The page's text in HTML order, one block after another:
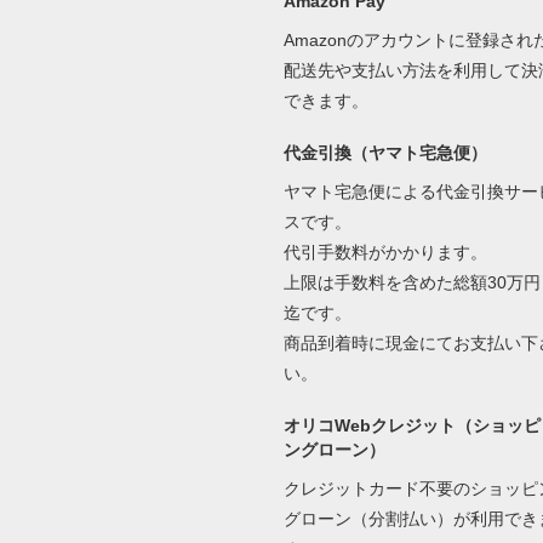
Amazonのアカウントに登録され
配送先や支払い方法を利用して決
できます。
代金引換（ヤマト宅急便）
ヤマト宅急便による代金引換サー
スです。
代引手数料がかかります。
上限は手数料を含めた総額30万円
迄です。
商品到着時に現金にてお支払い下
い。
オリコWebクレジット（ショッピ
ングローン）
クレジットカード不要のショッピ
グローン（分割払い）が利用でき